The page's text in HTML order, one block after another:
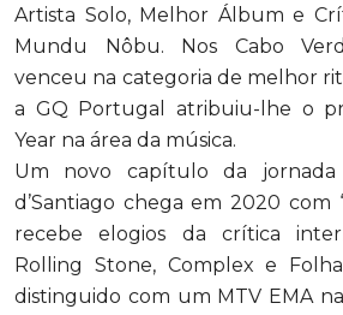
Artista Solo, Melhor Álbum e
Mundu Nôbu. Nos Cabo
venceu na categoria de melhor
a GQ Portugal atribuiu-lhe o
Year na área da música.
Um novo capítulo da
d’Santiago chega em 2020 com
recebe elogios da crítica
Rolling Stone, Complex e
distinguido com um MTV EMA